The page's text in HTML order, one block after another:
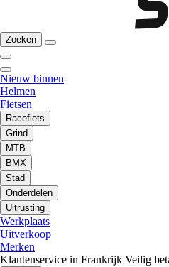
Zoeken
Nieuw binnen
Helmen
Fietsen
Racefiets
Grind
MTB
BMX
Stad
Onderdelen
Uitrusting
Werkplaats
Uitverkoop
Merken
Klantenservice in Frankrijk Veilig